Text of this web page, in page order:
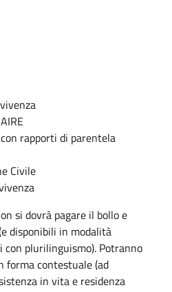
rapporti di parentela
Civile
si dovrà pagare il bollo e
disponibili in modalità
plurilinguismo). Potranno
forma contestuale (ad
in vita e residenza